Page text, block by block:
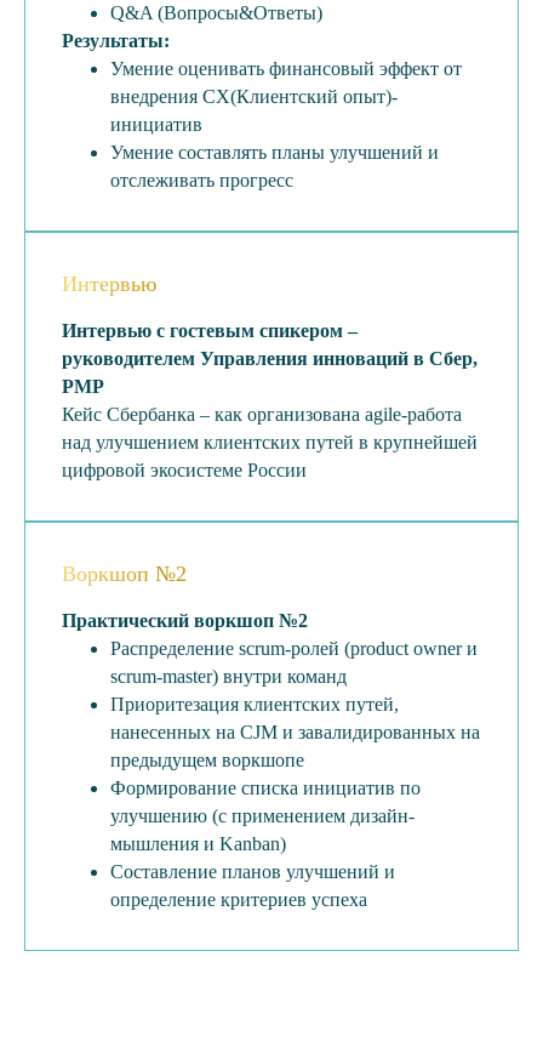
Q&A (Вопросы&Ответы)
Результаты:
Умение оценивать финансовый эффект от
внедрения CX(Клиентский опыт)-
инициатив
Умение составлять планы улучшений и
отслеживать прогресс
Интервью
Интервью с гостевым спикером –
руководителем Управления инноваций в Сбер,
PMP
Кейс Сбербанка – как организована agile-работа
над улучшением клиентских путей в крупнейшей
цифровой экосистеме России
Воркшоп №2
Практический воркшоп №2
Распределение scrum-ролей (product owner и
scrum-master) внутри команд
Приоритезация клиентских путей,
нанесенных на CJM и завалидированных на
предыдущем воркшопе
Формирование списка инициатив по
улучшению (с применением дизайн-
мышления и Kanban)
Составление планов улучшений и
определение критериев успеха